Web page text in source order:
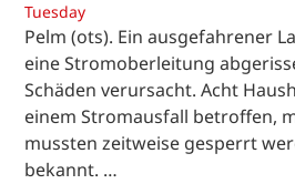
Tuesday
Pelm (ots). Ein ausgefahrener
eine Stromoberleitung
Schäden verursacht. Acht
einem Stromausfall betroffen,
mussten zeitweise gesperrt
bekannt. …